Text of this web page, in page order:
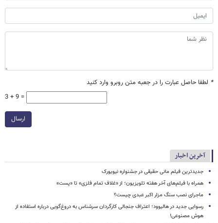
* لطفا حاصل عبارت را در جعبه متن روبرو وارد کنید
3 + 9 =
ارسال
آخرین اخبار
جدیدترین فیلم مانی حقیقی در جشنواره نیویورک
همراه با فیلم‌های آخر هفته تلویزیون؛ از «غلاف تمام فلزی» تا «پست»
ماجرای نصب سنگ مزار اکبر عبدی چیست؟
رسوایی جدید در هالیوود؛ اعتراف جنجالی کارگردان سرشناس به دروغ‌گویی درباره استفاده از
هوش مصنوعی!